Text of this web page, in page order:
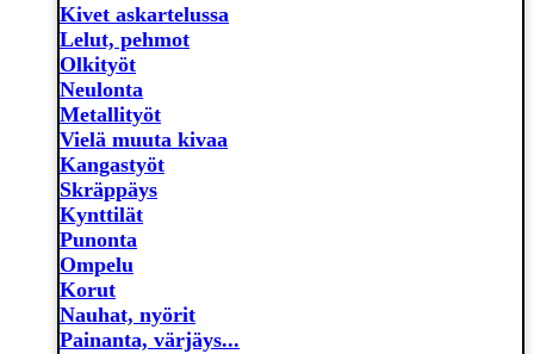
Kivet askartelussa
Lelut, pehmot
Olkityöt
Neulonta
Metallityöt
Vielä muuta kivaa
Kangastyöt
Skräppäys
Kynttilät
Punonta
Ompelu
Korut
Nauhat, nyörit
Painanta, värjäys...